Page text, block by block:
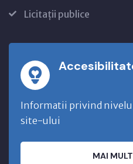
Licitații publice
Informatii privind
site-ului
MAI